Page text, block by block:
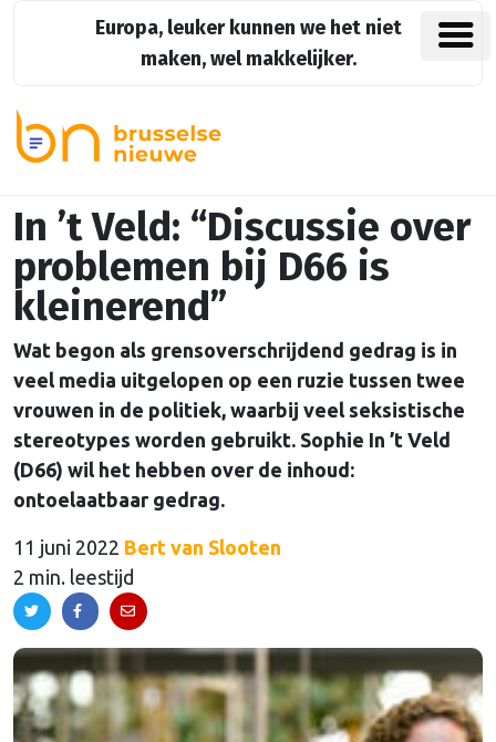
Europa, leuker kunnen we het niet
maken, wel makkelijker.
In ’t Veld: “Discussie over
problemen bij D66 is
kleinerend”
Wat begon als grensoverschrijdend gedrag is in
veel media uitgelopen op een ruzie tussen twee
vrouwen in de politiek, waarbij veel seksistische
stereotypes worden gebruikt. Sophie In ’t Veld
(D66) wil het hebben over de inhoud:
ontoelaatbaar gedrag.
11 juni 2022 Bert van Slooten
2 min. leestijd